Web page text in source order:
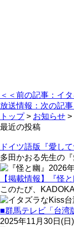
＜＜前の記事：イ
放送情報：次の記事
トップ> お知らせ >
最近の投稿
ドイツ語版『愛し
多田かおる先生の
【掲載情報】『怪
このたび、
■群馬テレビ「台湾
2025年11月30日(日